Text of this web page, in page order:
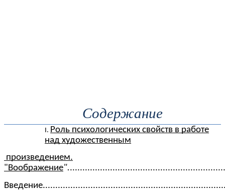
Содержание
Роль психологических свойств в работе
над художественным
произведением.
"Воображение".